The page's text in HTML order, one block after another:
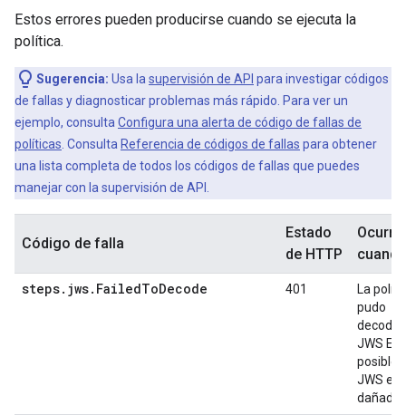
Estos errores pueden producirse cuando se ejecuta la
política.
Sugerencia: Usa la supervisión de API para investigar códigos
de fallas y diagnosticar problemas más rápido. Para ver un
ejemplo, consulta Configura una alerta de código de fallas de
políticas . Consulta Referencia de códigos de fallas para obtener
una lista completa de todos los códigos de fallas que puedes
manejar con la supervisión de API.
Código de falla
Estado
de HTTP
Ocurre
cuando
steps. jws. FailedToDecode 401
La
pudo
JWS Es
posible
JWS
dañado.